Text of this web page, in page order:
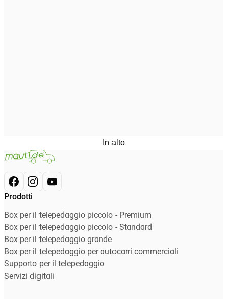
In alto
Prodotti
Box per il telepedaggio piccolo - Premium
Box per il telepedaggio piccolo - Standard
Box per il telepedaggio grande
Box per il telepedaggio per autocarri commerciali
Supporto per il telepedaggio
Servizi digitali